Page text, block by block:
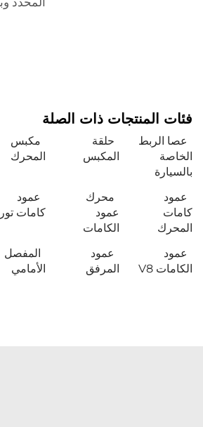
فئات المنتجات ذات الصلة
عصا الربط
الخاصة
بالسيارة
حلقة
المكبس
مكبس
المحرك
عمود
كامات
المحرك
محرك
عمود
الكامات
عمود
كامات
عمود
الكامات V8
عمود
المرفق
المفصل
الأمامي